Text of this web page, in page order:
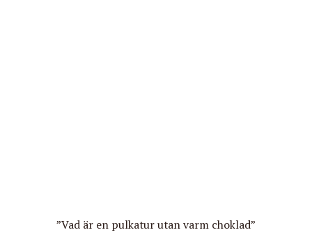
”Vad är en pulkatur utan varm choklad”